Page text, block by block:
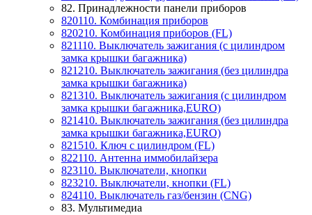
82. Принадлежности панели приборов
820110. Комбинация приборов
820210. Комбинация приборов (FL)
821110. Выключатель зажигания (c цилиндром
замка крышки багажника)
821210. Выключатель зажигания (без цилиндра
замка крышки багажника)
821310. Выключатель зажигания (c цилиндром
замка крышки багажника,EURO)
821410. Выключатель зажигания (без цилиндра
замка крышки багажника,EURO)
821510. Ключ с цилиндром (FL)
822110. Антенна иммобилайзера
823110. Выключатели, кнопки
823210. Выключатели, кнопки (FL)
824110. Выключатель газ/бензин (CNG)
83. Мультимедиа